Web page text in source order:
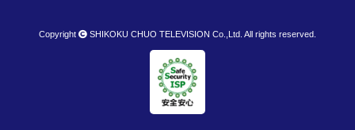
Copyright SHIKOKU CHUO TELEVISION Co.,Ltd. All rights reserved.